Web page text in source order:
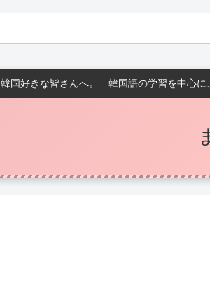
韓国好きな皆さんへ。 韓国語の学習を中心に